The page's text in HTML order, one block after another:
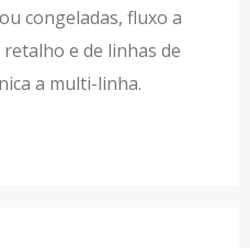
congeladas, fluxo a
e de linhas de
a multi-linha.